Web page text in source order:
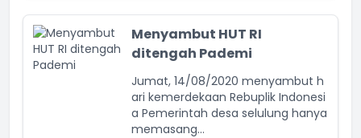
Menyambut HUT RI
ditengah Pademi
Jumat, 14/08/2020 menyambut h
ari kemerdekaan Rebuplik Indonesi
a Pemerintah desa selulung hanya
memasang...